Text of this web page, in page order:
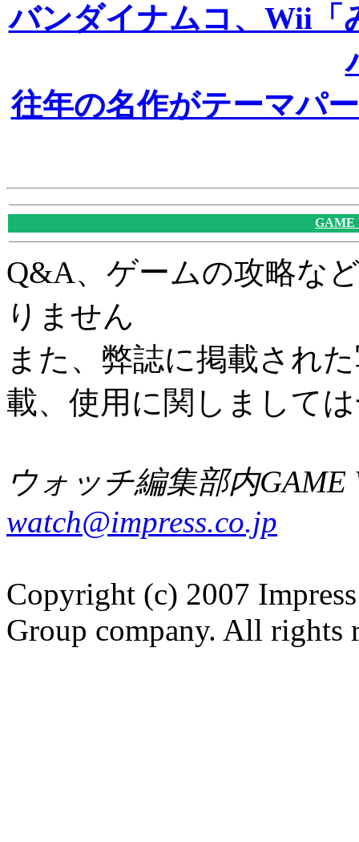
バンダイナムコ、Wii「
往年の名作がテーマパ
GAME
Q&A、ゲームの攻略な
りません
また、弊誌に掲載され
載、使用に関しまして
ウォッチ編集部内GAME
watch@impress.co.jp
Copyright (c) 2007
Group company. All rights